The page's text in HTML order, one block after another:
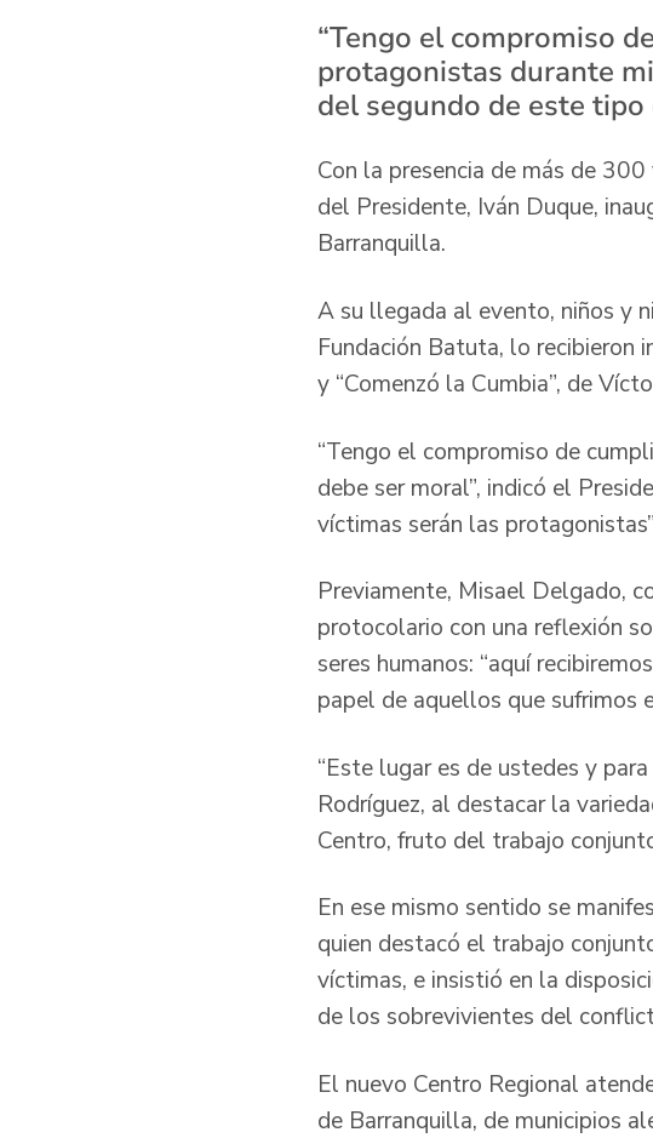
“Tengo el compromiso
protagonistas durante
del segundo de este
Con la presencia de más de
del Presidente, Iván Duque,
Barranquilla.
A su llegada al evento, niños y
Fundación Batuta, lo recibieron
y “Comenzó la Cumbia”, de
“Tengo el compromiso de
debe ser moral”, indicó el
víctimas serán las
Previamente, Misael Delgado,
protocolario con una reflexión
seres humanos: “aquí
papel de aquellos que sufrimos
“Este lugar es de ustedes y
Rodríguez, al destacar la
Centro, fruto del trabajo
En ese mismo sentido se
quien destacó el trabajo
víctimas, e insistió en la
de los sobrevivientes del
El nuevo Centro Regional
de Barranquilla, de municipios